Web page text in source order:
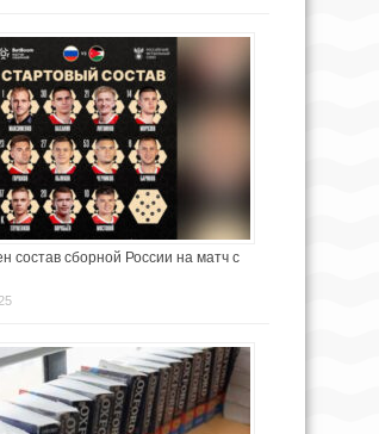
состав сборной России на матч с